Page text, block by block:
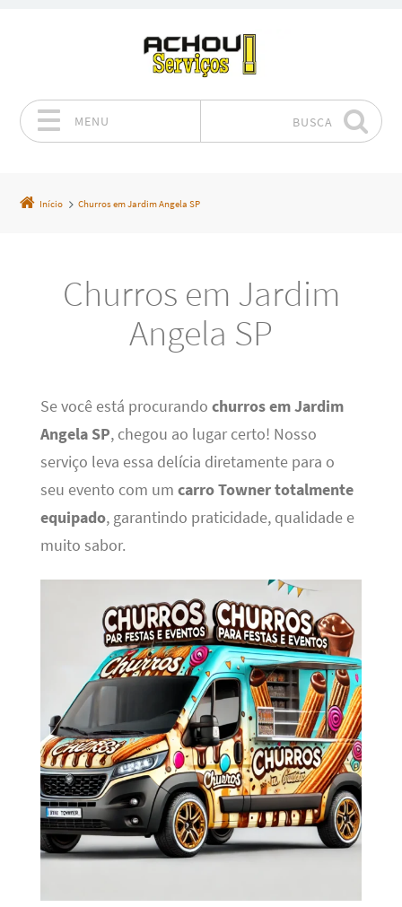
MENU BUSCA
Início Churros em Jardim Angela SP
Churros em Jardim
Angela SP
Se você está procurando churros em Jardim
Angela SP, chegou ao lugar certo! Nosso
serviço leva essa delícia diretamente para o
seu evento com um carro Towner totalmente
equipado, garantindo praticidade, qualidade e
muito sabor.